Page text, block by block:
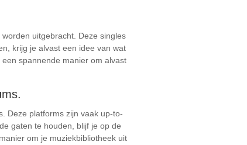
uitgebracht. Deze singles
krijg je alvast een idee van wat
spannende manier om alvast
Deze platforms zijn vaak up-to-
gaten te houden, blijf je op de
om je muziekbibliotheek uit